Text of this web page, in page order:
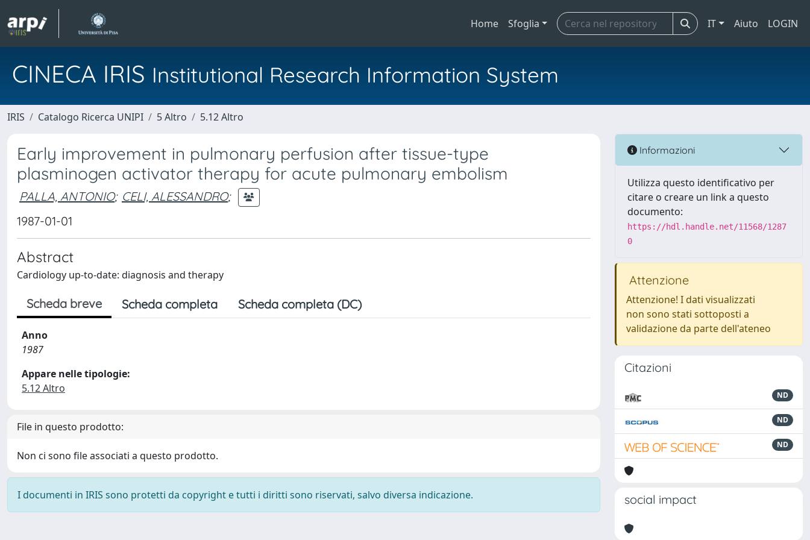
Home Sfoglia IT Aiuto LOGIN
CINECA IRIS Institutional Research Information System
IRIS Catalogo Ricerca UNIPI 5 Altro 5.12 Altro
Early improvement in pulmonary perfusion after tissue-type
plasminogen activator therapy for acute pulmonary embolism
PALLA, ANTONIO; CELI, ALESSANDRO;
1987-01-01
Abstract
Cardiology up-to-date: diagnosis and therapy
Scheda breve Scheda completa Scheda completa (DC)
Anno
1987
Appare nelle tipologie:
5.12 Altro
File in questo prodotto:
Non ci sono file associati a questo prodotto.
I documenti in IRIS sono protetti da copyright e tutti i diritti sono riservati, salvo diversa indicazione.
Informazioni
Utilizza questo identificativo per
citare o creare un link a questo
documento:
https://hdl.handle.net/11568/1287
0
Attenzione
Attenzione! I dati visualizzati
non sono stati sottoposti a
validazione da parte dell'ateneo
Citazioni
ND
ND
ND
social impact